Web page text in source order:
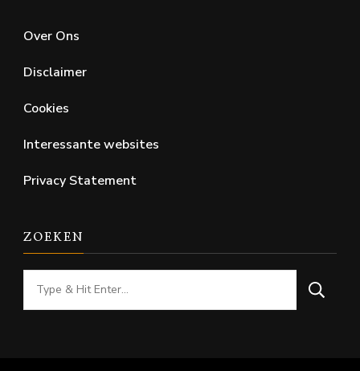
Over Ons
Disclaimer
Cookies
Interessante websites
Privacy Statement
ZOEKEN
Looking
for